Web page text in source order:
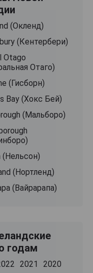
(Окленд)
(Кентербери)
Otago
Отаго)
(Гисборн)
Bay (Хокс Бей)
(Мальборо)
(Нельсон)
(Нортленд)
(Вайрарапа)
годам
2021
2020